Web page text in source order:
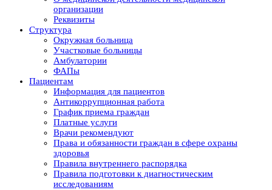
организации
Реквизиты
Структура
Окружная больница
Участковые больницы
Амбулатории
ФАПы
Пациентам
Информация для пациентов
Антикоррупционная работа
График приема граждан
Платные услуги
Врачи рекомендуют
Права и обязанности граждан в сфере охраны
здоровья
Правила внутреннего распорядка
Правила подготовки к диагностическим
исследованиям